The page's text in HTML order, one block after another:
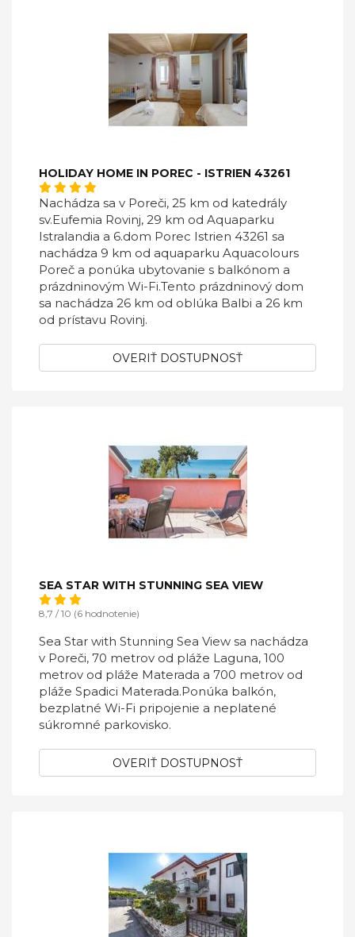
HOLIDAY HOME IN POREC - ISTRIEN 43261
Nachádza sa v Poreči, 25 km od katedrály
sv.Eufemia Rovinj, 29 km od Aquaparku
Istralandia a 6.dom Porec Istrien 43261 sa
nachádza 9 km od aquaparku Aquacolours
Poreč a ponúka ubytovanie s balkónom a
prázdninovým Wi-Fi.Tento prázdninový dom
sa nachádza 26 km od oblúka Balbi a 26 km
od prístavu Rovinj.
OVERIŤ DOSTUPNOSŤ
SEA STAR WITH STUNNING SEA VIEW
8,7 / 10 (6 hodnotenie)
Sea Star with Stunning Sea View sa nachádza
v Poreči, 70 metrov od pláže Laguna, 100
metrov od pláže Materada a 700 metrov od
pláže Spadici Materada.Ponúka balkón,
bezplatné Wi-Fi pripojenie a neplatené
súkromné ​​parkovisko.
OVERIŤ DOSTUPNOSŤ